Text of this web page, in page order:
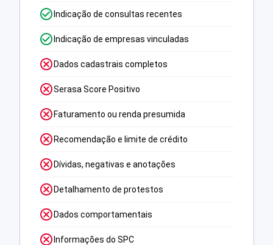
Indicação de consultas recentes
Indicação de empresas vinculadas
Dados cadastrais completos
Serasa Score Positivo
Faturamento ou renda presumida
Recomendação e limite de crédito
Dívidas, negativas e anotações
Detalhamento de protestos
Dados comportamentais
Informações do SPC